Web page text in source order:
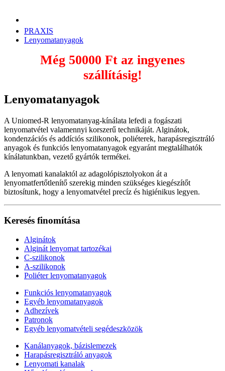
PRAXIS
Lenyomatanyagok
Még 50000 Ft az ingyenes
szállításig!
Lenyomatanyagok
A Uniomed-R lenyomatanyag-kínálata lefedi a fogászati
lenyomatvétel valamennyi korszerű technikáját. Alginátok,
kondenzációs és addíciós szilikonok, poliéterek, harapásregisztráló
anyagok és funkciós lenyomatanyagok egyaránt megtalálhatók
kínálatunkban, vezető gyártók termékei.
A lenyomati kanalaktól az adagolópisztolyokon át a
lenyomatfertőtlenítő szerekig minden szükséges kiegészítőt
biztosítunk, hogy a lenyomatvétel precíz és higiénikus legyen.
Keresés finomítása
Alginátok
Alginát lenyomat tartozékai
C-szilikonok
A-szilikonok
Poliéter lenyomatanyagok
Funkciós lenyomatanyagok
Egyéb lenyomatanyagok
Adhezívek
Patronok
Egyéb lenyomatvételi segédeszközök
Kanálanyagok, bázislemezek
Harapásregisztráló anyagok
Lenyomati kanalak